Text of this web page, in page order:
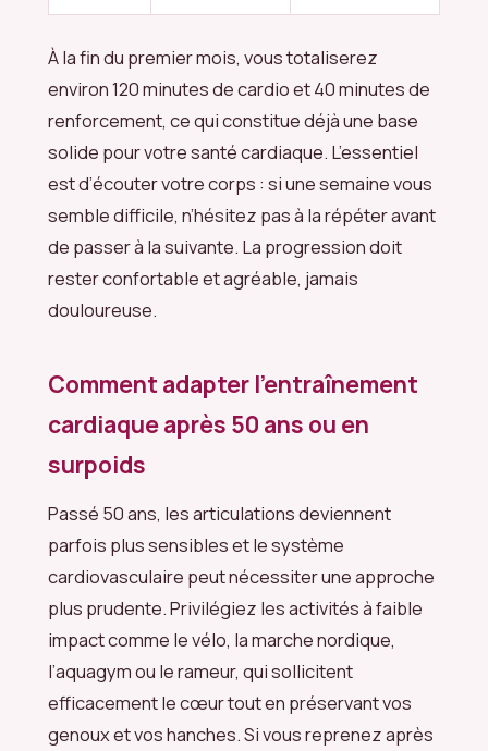
À la fin du premier mois, vous totaliserez
environ 120 minutes de cardio et 40 minutes de
renforcement, ce qui constitue déjà une base
solide pour votre santé cardiaque. L’essentiel
est d’écouter votre corps : si une semaine vous
semble difficile, n’hésitez pas à la répéter avant
de passer à la suivante. La progression doit
rester confortable et agréable, jamais
douloureuse.
Comment adapter l’entraînement
cardiaque après 50 ans ou en
surpoids
Passé 50 ans, les articulations deviennent
parfois plus sensibles et le système
cardiovasculaire peut nécessiter une approche
plus prudente. Privilégiez les activités à faible
impact comme le vélo, la marche nordique,
l’aquagym ou le rameur, qui sollicitent
efficacement le cœur tout en préservant vos
genoux et vos hanches. Si vous reprenez après